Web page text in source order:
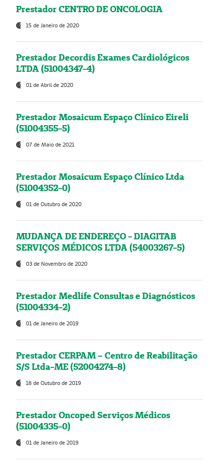
Prestador CENTRO DE ONCOLOGIA
15 de Janeiro de 2020
Prestador Decordis Exames Cardiológicos
LTDA (51004347-4)
01 de Abril de 2020
Prestador Mosaicum Espaço Clínico Eireli
(51004355-5)
07 de Maio de 2021
Prestador Mosaicum Espaço Clínico Ltda
(51004352-0)
01 de Outubro de 2020
MUDANÇA DE ENDEREÇO - DIAGITAB
SERVIÇOS MÉDICOS LTDA (54003267-5)
03 de Novembro de 2020
Prestador Medlife Consultas e Diagnósticos
(51004334-2)
01 de Janeiro de 2019
Prestador CERPAM – Centro de Reabilitação
S/S Ltda-ME (52004274-8)
18 de Outubro de 2019
Prestador Oncoped Serviços Médicos
(51004335-0)
01 de Janeiro de 2019